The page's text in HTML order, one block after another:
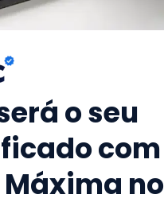
o seu
com
no